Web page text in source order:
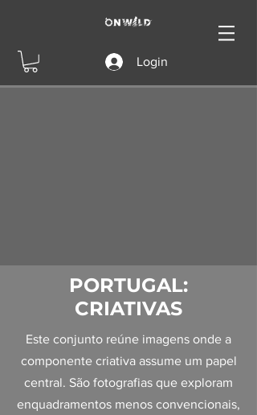
Login
PORTUGAL:
CRIATIVAS
Este conjunto reúne imagens onde a
componente criativa assume um papel
central. São fotografias que exploram
enquadramentos menos convencionais,